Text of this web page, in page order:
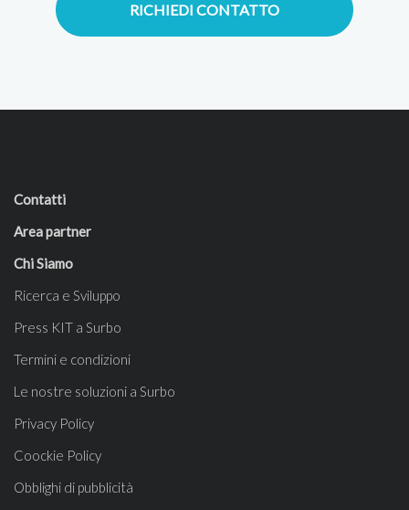
RICHIEDI CONTATTO
Contatti
Area partner
Chi Siamo
Ricerca e Sviluppo
Press KIT a Surbo
Termini e condizioni
Le nostre soluzioni a Surbo
Privacy Policy
Coockie Policy
Obblighi di pubblicità